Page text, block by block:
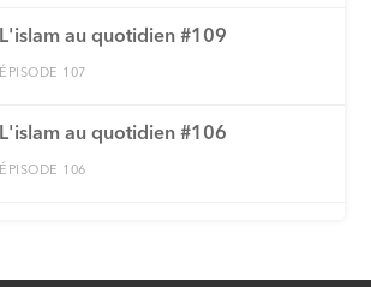
L'islam au quotidien #109
ÉPISODE 107
L'islam au quotidien #106
ÉPISODE 106